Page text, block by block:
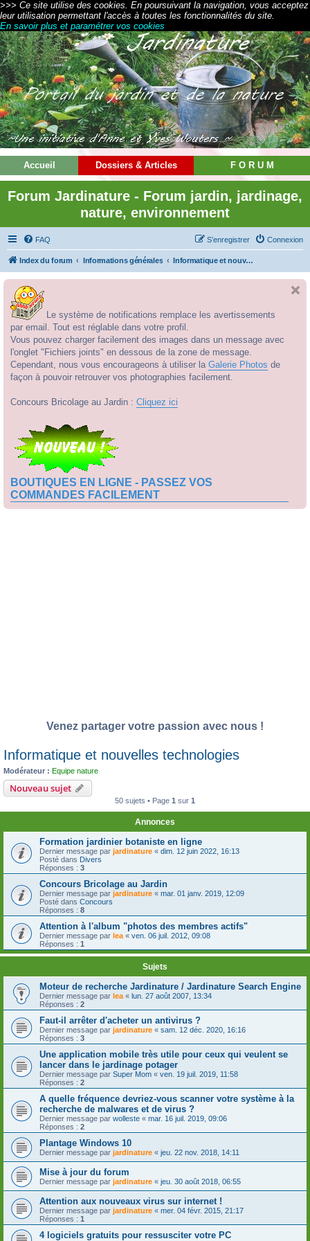
>>> Ce site utilise des cookies. En poursuivant la navigation, vous acceptez
leur utilisation permettant l'accès à toutes les fonctionnalités du site.
En savoir plus et paramétrer vos cookies
Accueil Dossiers & Articles F O R U M
Forum Jardinature - Forum jardin, jardinage,
nature, environnement
FAQ Connexion
S’enregistrer
Index du forum Informations générales Informatique et nouvelles technologies
Le système de notifications remplace les avertissements
par email. Tout est réglable dans votre profil.
Vous pouvez charger facilement des images dans un message avec
l'onglet "Fichiers joints" en dessous de la zone de message.
Cependant, nous vous encourageons à utiliser la Galerie Photos de
façon à pouvoir retrouver vos photographies facilement.
Concours Bricolage au Jardin : Cliquez ici
BOUTIQUES EN LIGNE - PASSEZ VOS
COMMANDES FACILEMENT
Venez partager votre passion avec nous !
Informatique et nouvelles technologies
Modérateur : Equipe nature
Nouveau sujet
50 sujets • Page 1 sur 1
Annonces
Formation jardinier botaniste en ligne
Dernier message par jardinature « dim. 12 juin 2022, 16:13
Posté dans Divers
Réponses : 3
Concours Bricolage au Jardin
Dernier message par jardinature « mar. 01 janv. 2019, 12:09
Posté dans Concours
Réponses : 8
Attention à l'album "photos des membres actifs"
Dernier message par lea « ven. 06 juil. 2012, 09:08
Réponses : 1
Sujets
Moteur de recherche Jardinature / Jardinature Search Engine
Dernier message par lea « lun. 27 août 2007, 13:34
Réponses : 2
Faut-il arrêter d'acheter un antivirus ?
Dernier message par jardinature « sam. 12 déc. 2020, 16:16
Réponses : 3
Une application mobile très utile pour ceux qui veulent se
lancer dans le jardinage potager
Dernier message par Super Mom « ven. 19 juil. 2019, 11:58
Réponses : 2
A quelle fréquence devriez-vous scanner votre système à la
recherche de malwares et de virus ?
Dernier message par wolleste « mar. 16 juil. 2019, 09:06
Réponses : 2
Plantage Windows 10
Dernier message par jardinature « jeu. 22 nov. 2018, 14:11
Mise à jour du forum
Dernier message par jardinature « jeu. 30 août 2018, 06:55
Attention aux nouveaux virus sur internet !
Dernier message par jardinature « mer. 04 févr. 2015, 21:17
Réponses : 1
4 logiciels gratuits pour ressusciter votre PC